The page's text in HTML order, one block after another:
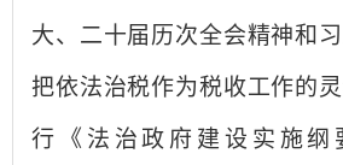
大、二十届历次全会精神和习
把依法治税作为税收工作的
行《法治政府建设实施纲